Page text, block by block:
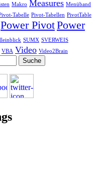
Makro Measures Menüband
Tabelle Pivot-Tabellen PivotTable
Power PivotPower
SUMX SVERWEIS
VBA Video Video2Brain